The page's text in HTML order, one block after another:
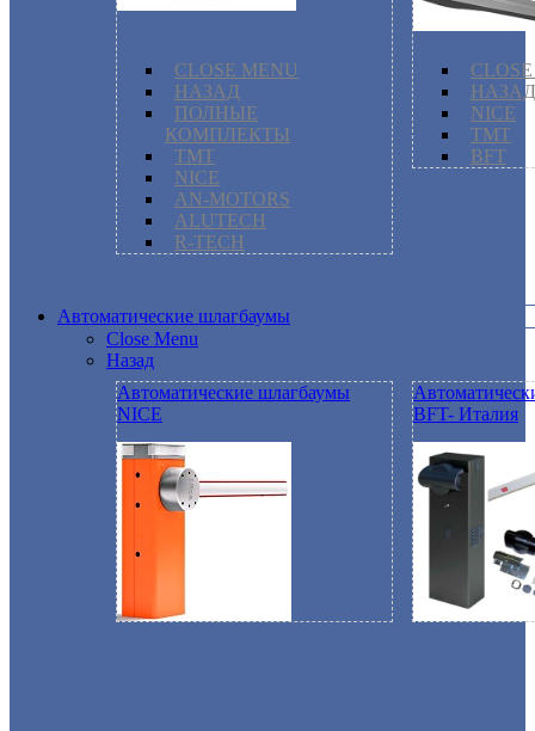
CLOSE MENU
НАЗАД
ПОЛНЫЕ
КОМПЛЕКТЫ
TMT
NICE
AN-MOTORS
ALUTECH
R-TECH
НАЗАД
NICE
TMT
BFT
Автоматические шлагбаумы
Close Menu
Назад
Автоматические шлагбаумы
NICE
BFT- Италия